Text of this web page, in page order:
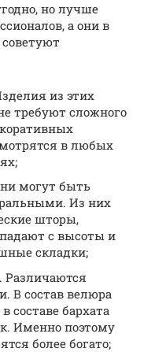
но лучше
а они в
из этих
требуют сложного
в любых
могут быть
Из них
шторы,
с высоты и
складки;
Различаются
В состав велюра
составе бархата
Именно поэтому
более богато;